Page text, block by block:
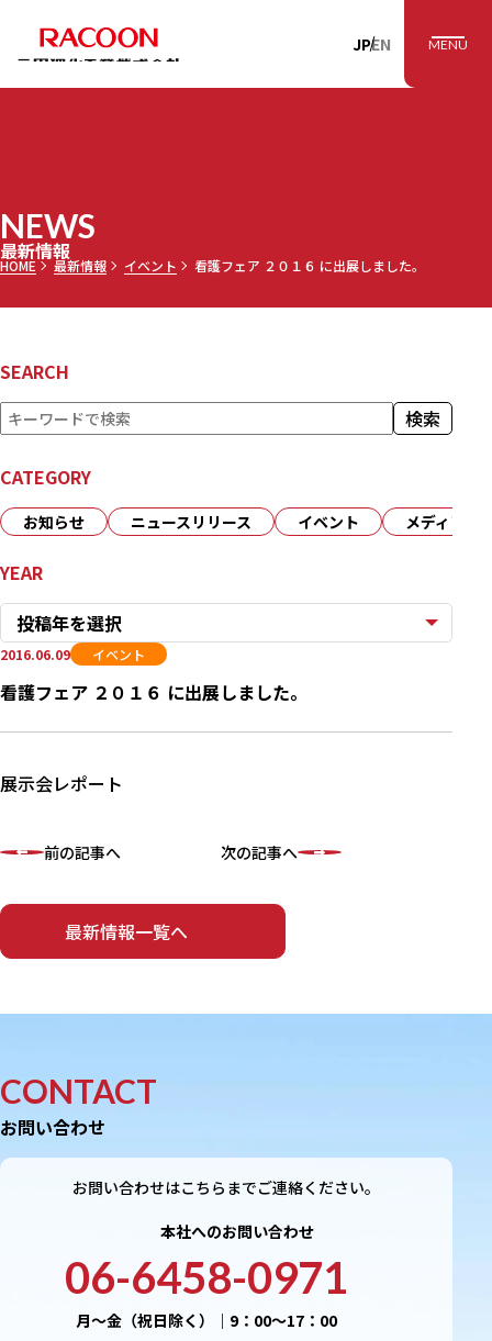
RACOON 三田理
JPEN MENU
NEWS
最新情報
HOME 最新情報 イベント 看護フェア ２０１６ に出展しました。
SEARCH
検
索 検索
CATEGORY
お知らせ ニュースリリース イベント メディア
YEAR
投稿年を選択
看護フェア ２０１６ に出展しました。
2016.06.09 イベント
展示会レポート
前の記事へ
最新情報一覧へ
次の記事へ
CONTACT
お問い合わせ
お問い合わせはこちらまでご連絡ください。
本社へのお問い合わせ
06-6458-0971
月〜金（祝日除く）｜9：00〜17：00